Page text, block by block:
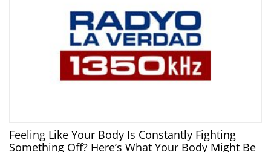
Feeling Like Your Body Is Constantly Fighting
Something Off? Here’s What Your Body Might Be